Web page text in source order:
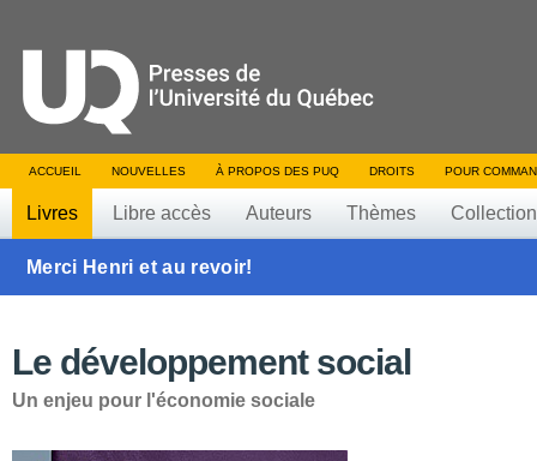
ACCUEIL NOUVELLES À PROPOS DES PUQ DROITS POUR
Livres Libre accès Auteurs Thèmes
Merci Henri et au revoir!
Le développement social
Un enjeu pour l'économie sociale